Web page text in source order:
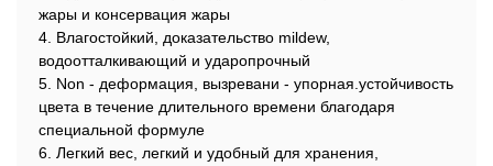
жары и консервация жары
4. Влагостойкий, доказательство mildew,
водоотталкивающий и ударопрочный
5. Non - деформация, вызревани - упорная.устойчивость
цвета в течение длительного времени благодаря
специальной формуле
6. Легкий вес, легкий и удобный для хранения,